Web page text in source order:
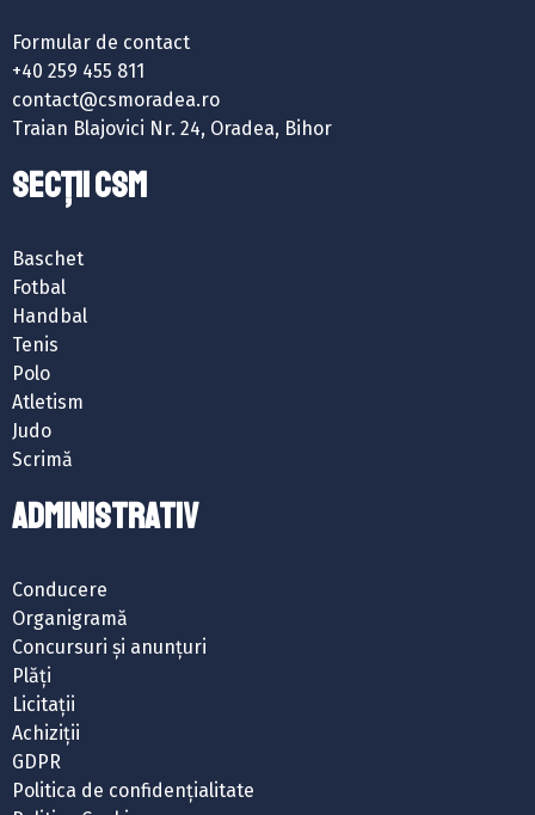
Formular de contact
+40 259 455 811
contact@csmoradea.ro
Traian Blajovici Nr. 24, Oradea, Bihor
SECȚII CSM
Baschet
Fotbal
Handbal
Tenis
Polo
Atletism
Judo
Scrimă
ADMINISTRATIV
Conducere
Organigramă
Concursuri și anunțuri
Plăți
Licitații
Achiziții
GDPR
Politica de confidențialitate